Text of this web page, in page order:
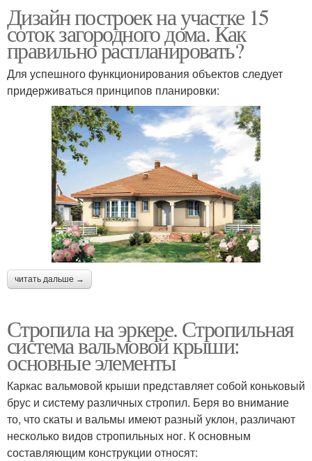
Дизайн построек на участке 15
соток загородного дома. Как
правильно распланировать?
Для успешного функционирования объектов следует
придерживаться принципов планировки:
читать дальше →
Стропила на эркере. Стропильная
система вальмовой крыши:
основные элементы
Каркас вальмовой крыши представляет собой коньковый
брус и систему различных стропил. Беря во внимание
то, что скаты и вальмы имеют разный уклон, различают
несколько видов стропильных ног. К основным
составляющим конструкции относят: